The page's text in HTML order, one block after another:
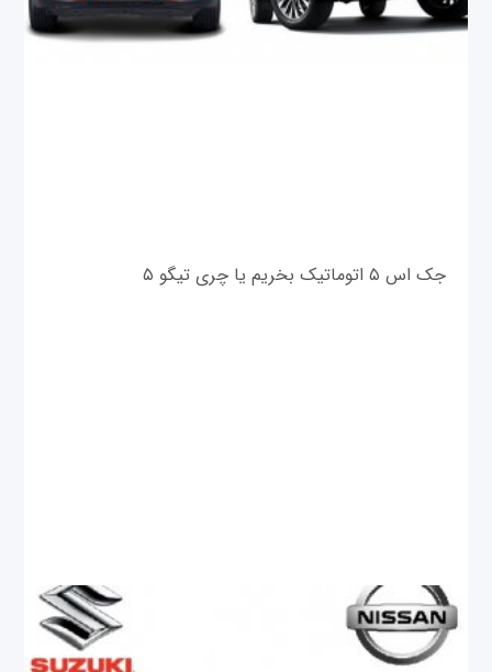
جک اس ۵ اتوماتیک بخریم یا چری تیگو ۵